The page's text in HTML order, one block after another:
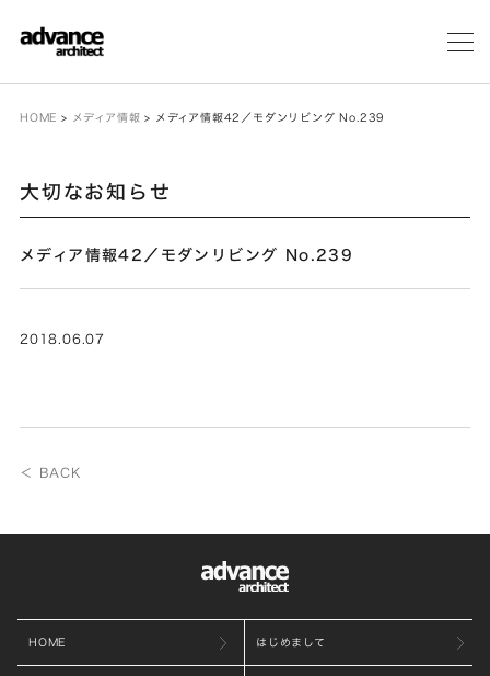
メ
HOME > メディア情報 > メディア情報42／モダンリビング No.239
大切なお知らせ
メディア情報42／モダンリビング No.239
2018.06.07
＜ BACK
HOME はじめまして